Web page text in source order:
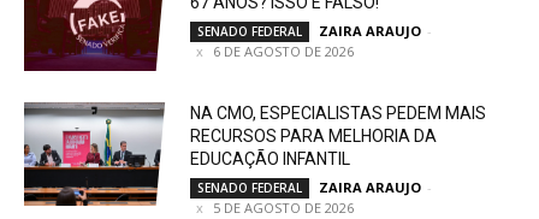
SENADO FEDERAL ZAIRA ARAUJO -
6 DE AGOSTO DE 2026
NA CMO, ESPECIALISTAS PEDEM MAIS
RECURSOS PARA MELHORIA DA
EDUCAÇÃO INFANTIL
SENADO FEDERAL ZAIRA ARAUJO -
5 DE AGOSTO DE 2026